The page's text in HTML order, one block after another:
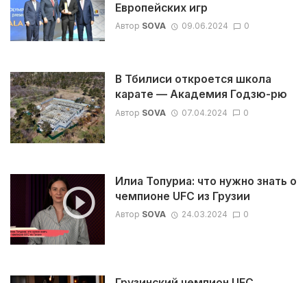
Европейских игр
Автор SOVA 09.06.2024 0
В Тбилиси откроется школа
карате — Академия Годзю-рю
Автор SOVA 07.04.2024 0
Илиа Топуриа: что нужно знать о
чемпионе UFC из Грузии
Автор SOVA 24.03.2024 0